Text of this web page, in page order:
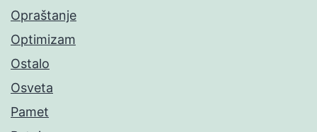
Opraštanje
Optimizam
Ostalo
Osveta
Pamet